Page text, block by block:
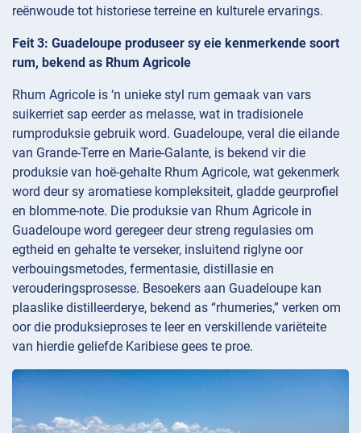
reënwoude tot historiese terreine en kulturele ervarings.
Feit 3: Guadeloupe produseer sy eie kenmerkende soort
rum, bekend as Rhum Agricole
Rhum Agricole is ‘n unieke styl rum gemaak van vars
suikerriet sap eerder as melasse, wat in tradisionele
rumproduksie gebruik word. Guadeloupe, veral die eilande
van Grande-Terre en Marie-Galante, is bekend vir die
produksie van hoë-gehalte Rhum Agricole, wat gekenmerk
word deur sy aromatiese kompleksiteit, gladde geurprofiel
en blomme-note. Die produksie van Rhum Agricole in
Guadeloupe word geregeer deur streng regulasies om
egtheid en gehalte te verseker, insluitend riglyne oor
verbouingsmetodes, fermentasie, distillasie en
verouderingsprosesse. Besoekers aan Guadeloupe kan
plaaslike distilleerderye, bekend as “rhumeries,” verken om
oor die produksieproses te leer en verskillende variëteite
van hierdie geliefde Karibiese gees te proe.